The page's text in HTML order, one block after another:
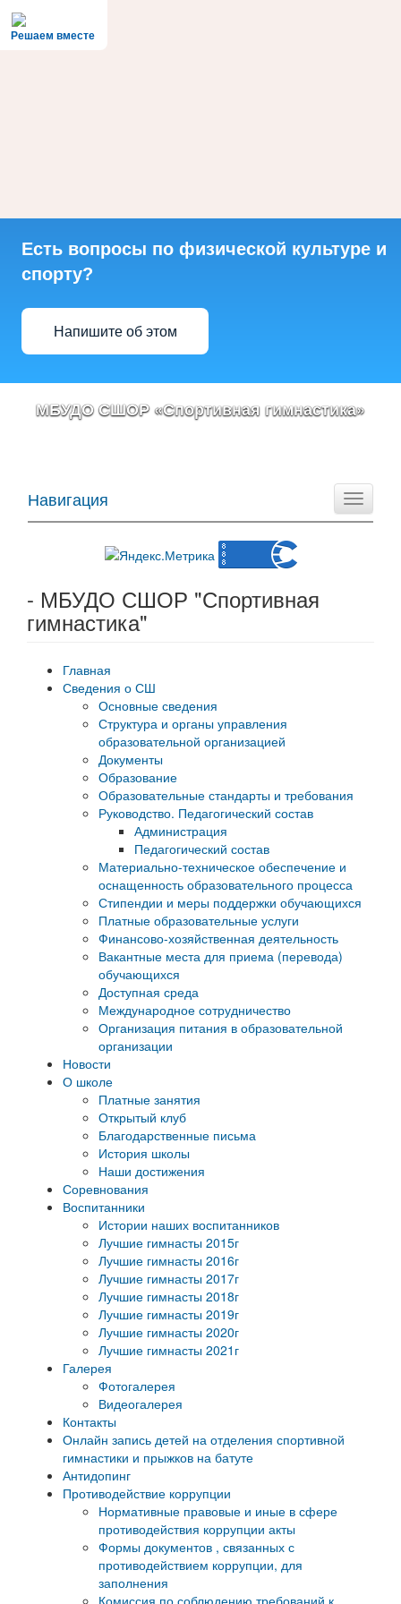
Решаем вместе
Есть вопросы по физической культуре и
спорту?
Напишите об этом
МБУДО СШОР «Спортивная гимнастика»
Toggle
Навигация
- МБУДО СШОР "Спортивная
гимнастика"
Главная
Сведения о СШ
Основные сведения
Структура и органы управления
образовательной организацией
Документы
Образование
Образовательные стандарты и требования
Руководство. Педагогический состав
Администрация
Педагогический состав
Материально-техническое обеспечение и
оснащенность образовательного процесса
Стипендии и меры поддержки обучающихся
Платные образовательные услуги
Финансово-хозяйственная деятельность
Вакантные места для приема (перевода)
обучающихся
Доступная среда
Международное сотрудничество
Организация питания в образовательной
организации
Новости
О школе
Платные занятия
Открытый клуб
Благодарственные письма
История школы
Наши достижения
Соревнования
Воспитанники
Истории наших воспитанников
Лучшие гимнасты 2015г
Лучшие гимнасты 2016г
Лучшие гимнасты 2017г
Лучшие гимнасты 2018г
Лучшие гимнасты 2019г
Лучшие гимнасты 2020г
Лучшие гимнасты 2021г
Галерея
Фотогалерея
Видеогалерея
Контакты
Онлайн запись детей на отделения спортивной
гимнастики и прыжков на батуте
Антидопинг
Противодействие коррупции
Нормативные правовые и иные в сфере
противодействия коррупции акты
Формы документов , связанных с
противодействием коррупции, для
заполнения
Комиссия по соблюдению требований к